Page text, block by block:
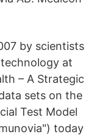
by scientists
at
– A Strategic
sets on the
Test Model
today